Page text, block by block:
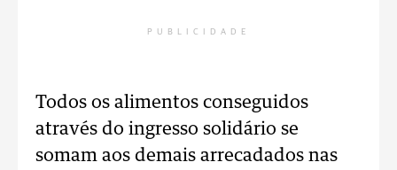
PUBLICIDADE
Todos os alimentos conseguidos
através do ingresso solidário se
somam aos demais arrecadados nas